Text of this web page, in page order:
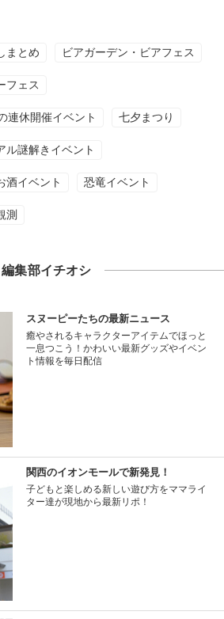
まとめ ビアガーデン・ビアフェス
フェス
連休開催イベント 七夕まつり
ル謎解きイベント
酒イベント 恐竜イベント
測
編集部イチオシ
スヌーピーたちの最新ニュース
癒やされるキャラクターアイテムでほっと
一息つこう！かわいい最新グッズやイベン
ト情報を毎日配信
関西のイオンモールで新発見！
子どもと楽しめる新しい遊び方をママライ
ター達が現地から最新リポ！